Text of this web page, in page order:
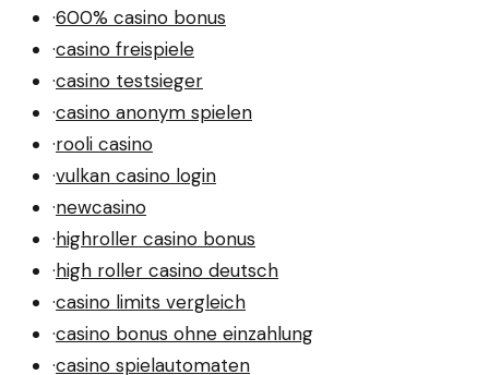
·600% casino bonus
·casino freispiele
·casino testsieger
·casino anonym spielen
·rooli casino
·vulkan casino login
·newcasino
·highroller casino bonus
·high roller casino deutsch
·casino limits vergleich
·casino bonus ohne einzahlung
·casino spielautomaten